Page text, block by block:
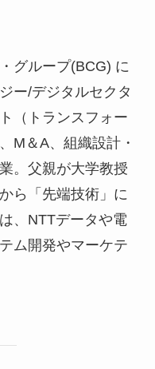
グループ(BCG) に
ー/デジタルセクタ
（トランスフォー
M＆A、組織設計・
。父親が大学教授
ら「先端技術」に
、NTTデータや電
ム開発やマーケテ